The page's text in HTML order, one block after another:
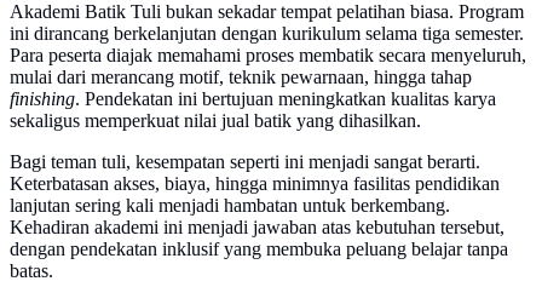
Akademi Batik Tuli bukan sekadar tempat pelatihan biasa. Program
ini dirancang berkelanjutan dengan kurikulum selama tiga semester.
Para peserta diajak memahami proses membatik secara menyeluruh,
mulai dari merancang motif, teknik pewarnaan, hingga tahap
finishing. Pendekatan ini bertujuan meningkatkan kualitas karya
sekaligus memperkuat nilai jual batik yang dihasilkan.
Bagi teman tuli, kesempatan seperti ini menjadi sangat berarti.
Keterbatasan akses, biaya, hingga minimnya fasilitas pendidikan
lanjutan sering kali menjadi hambatan untuk berkembang.
Kehadiran akademi ini menjadi jawaban atas kebutuhan tersebut,
dengan pendekatan inklusif yang membuka peluang belajar tanpa
batas.